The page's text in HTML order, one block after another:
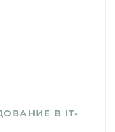
В IT-